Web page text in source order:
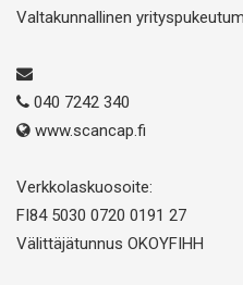
Valtakunnallinen
040 7242 340
www.scancap.fi
Verkkolaskuosoite:
FI84 5030 0720 0191 27
Välittäjätunnus OKOYFIHH